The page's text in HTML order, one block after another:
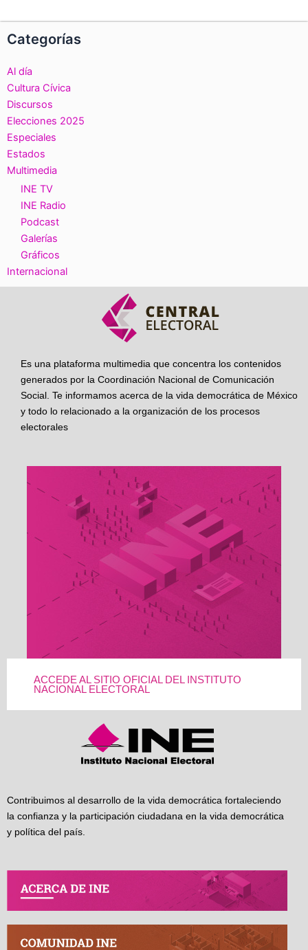
Categorías
Al día
Cultura Cívica
Discursos
Elecciones 2025
Especiales
Estados
Multimedia
INE TV
INE Radio
Podcast
Galerías
Gráficos
Internacional
Es una plataforma multimedia que concentra los contenidos
generados por la Coordinación Nacional de Comunicación
Social. Te informamos acerca de la vida democrática de México
y todo lo relacionado a la organización de los procesos
electorales
ACCEDE AL SITIO OFICIAL DEL INSTITUTO
NACIONAL ELECTORAL
Contribuimos al desarrollo de la vida democrática fortaleciendo
la confianza y la participación ciudadana en la vida democrática
y política del país.